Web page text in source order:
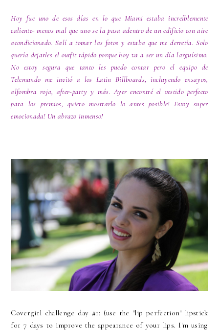
Hoy fue uno de esos días en lo que Miami estaba increíblemente
caliente- menos mal que uno se la pasa adentro de un edificio con aire
acondicionado. Salí a tomar las fotos y estaba que me derretía. Solo
quería dejarles el outfit rápido porque hoy va a ser un día larguísimo.
No estoy segura que tanto les puedo contar pero el equipo de
Telemundo me invitó a los Latin Billboards, incluyendo ensayos,
alfombra roja, after-party y más. Ayer encontré el vestido perfecto
para los premios, quiero mostrarlo lo antes posible! Estoy super
emocionada! Un abrazo inmenso!
Covergirl challenge day #1: (use the "lip perfection" lipstick
for 7 days to improve the appearance of your lips. I'm using